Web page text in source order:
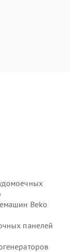
Beko
панелей